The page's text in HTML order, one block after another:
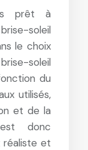
prêt à
soleil
le choix
soleil
du
utilisés,
et de la
donc
réaliste et